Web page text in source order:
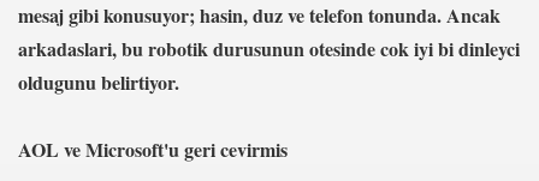
mesaj gibi konusuyor; hasin, duz ve telefon tonunda. Ancak
arkadaslari, bu robotik durusunun otesinde cok iyi bi dinleyci
oldugunu belirtiyor.
AOL ve Microsoft'u geri cevirmis
Öztürk Yakaladı